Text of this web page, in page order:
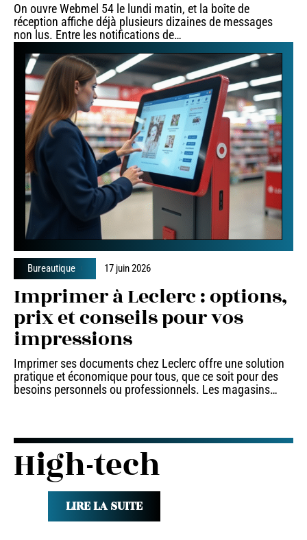
On ouvre Webmel 54 le lundi matin, et la boîte de
réception affiche déjà plusieurs dizaines de messages
non lus. Entre les notifications de…
Bureautique 17 juin 2026
Imprimer à Leclerc : options,
prix et conseils pour vos
impressions
Imprimer ses documents chez Leclerc offre une solution
pratique et économique pour tous, que ce soit pour des
besoins personnels ou professionnels. Les magasins…
High-tech
LIRE LA SUITE